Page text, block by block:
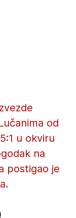
od
u okviru
na
postigao je